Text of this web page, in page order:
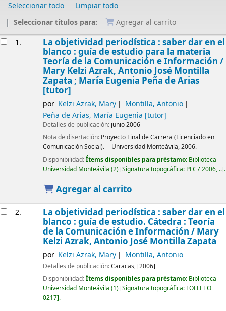
Seleccionar todo
Limpiar todo
Seleccionar títulos para:
Agregar al carrito
1. La objetividad periodística : saber dar en el
blanco : guía de estudio para la materia
Teoría de la Comunicación e Información /
Mary Kelzi Azrak, Antonio José Montilla
Zapata ; María Eugenia Peña de Arias
[tutor]
por Kelzi Azrak, Mary
Montilla, Antonio
Peña de Arias, María Eugenia [tutor]
Detalles de publicación: junio 2006
Nota de disertación: Proyecto Final de Carrera (Licenciado en
Comunicación Social). -- Universidad Monteávila, 2006.
Disponibilidad:Ítems disponibles para préstamo: Biblioteca
Universidad Monteávila (2) Signatura topográfica: PFC7 2006, .. .
Agregar al carrito
2. La objetividad periodística : saber dar en el
blanco : guía de estudio. Cátedra : Teoría
de la Comunicación e Información / Mary
Kelzi Azrak, Antonio José Montilla Zapata
por Kelzi Azrak, Mary Montilla, Antonio
Detalles de publicación:Caracas, [2006]
Disponibilidad:Ítems disponibles para préstamo: Biblioteca
Universidad Monteávila (1) Signatura topográfica: FOLLETO
0217 .